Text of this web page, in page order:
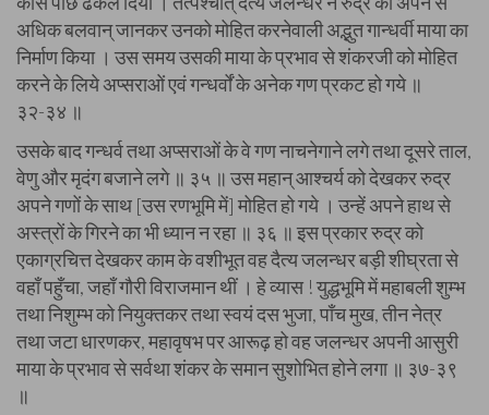
अधिक बलवान् जानकर उनको मोहित करनेवाली अद्भुत गान्धर्वी माया का
निर्माण किया । उस समय उसकी माया के प्रभाव से शंकरजी को मोहित
करने के लिये अप्सराओं एवं गन्धर्वों के अनेक गण प्रकट हो गये ॥
३२-३४ ॥
उसके बाद गन्धर्व तथा अप्सराओं के वे गण नाचनेगाने लगे तथा दूसरे ताल,
वेणु और मृदंग बजाने लगे ॥ ३५ ॥ उस महान् आश्चर्य को देखकर रुद्र
अपने गणों के साथ [उस रणभूमि में] मोहित हो गये । उन्हें अपने हाथ से
अस्त्रों के गिरने का भी ध्यान न रहा ॥ ३६ ॥ इस प्रकार रुद्र को
एकाग्रचित्त देखकर काम के वशीभूत वह दैत्य जलन्धर बड़ी शीघ्रता से
वहाँ पहुँचा, जहाँ गौरी विराजमान थीं । हे व्यास ! युद्धभूमि में महाबली शुम्भ
तथा निशुम्भ को नियुक्तकर तथा स्वयं दस भुजा, पाँच मुख, तीन नेत्र
तथा जटा धारणकर, महावृषभ पर आरूढ़ हो वह जलन्धर अपनी आसुरी
माया के प्रभाव से सर्वथा शंकर के समान सुशोभित होने लगा ॥ ३७-३९
॥